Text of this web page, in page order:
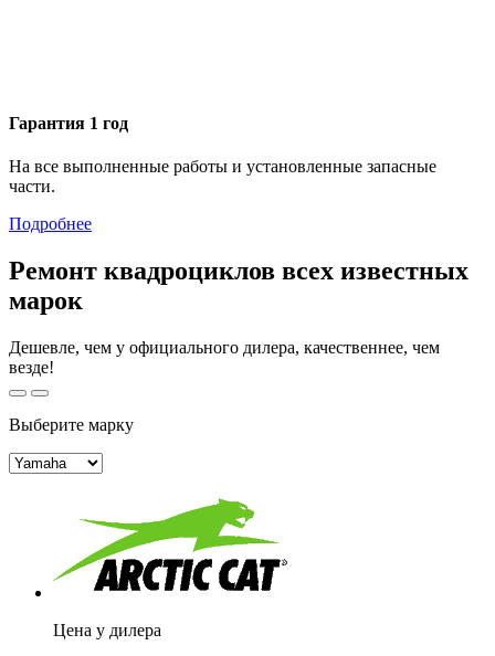
Гарантия 1 год
На все выполненные работы и установленные запасные
части.
Подробнее
Ремонт квадроциклов всех известных
марок
Дешевле, чем у официального дилера, качественнее, чем
везде!
Выберите марку
Цена у дилера